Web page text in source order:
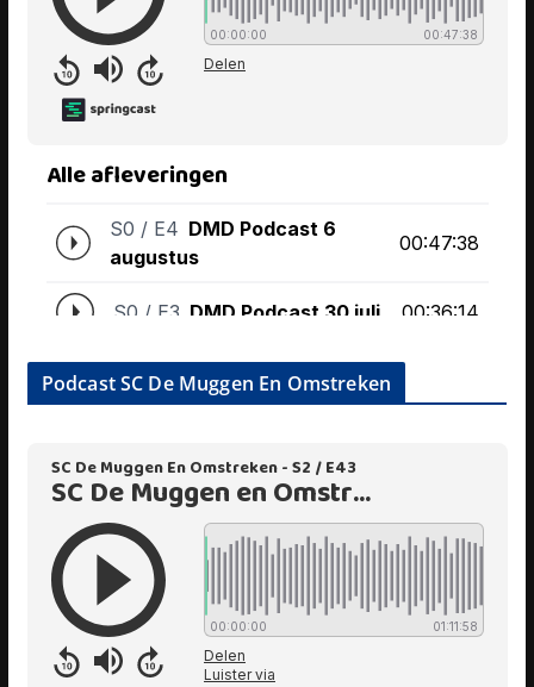
Podcast SC De Muggen En Omstreken